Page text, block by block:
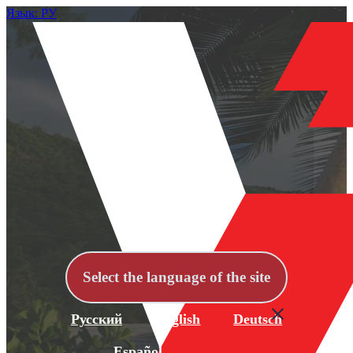
Язык: РУ
Select the language of the site
Русский English Deutsch